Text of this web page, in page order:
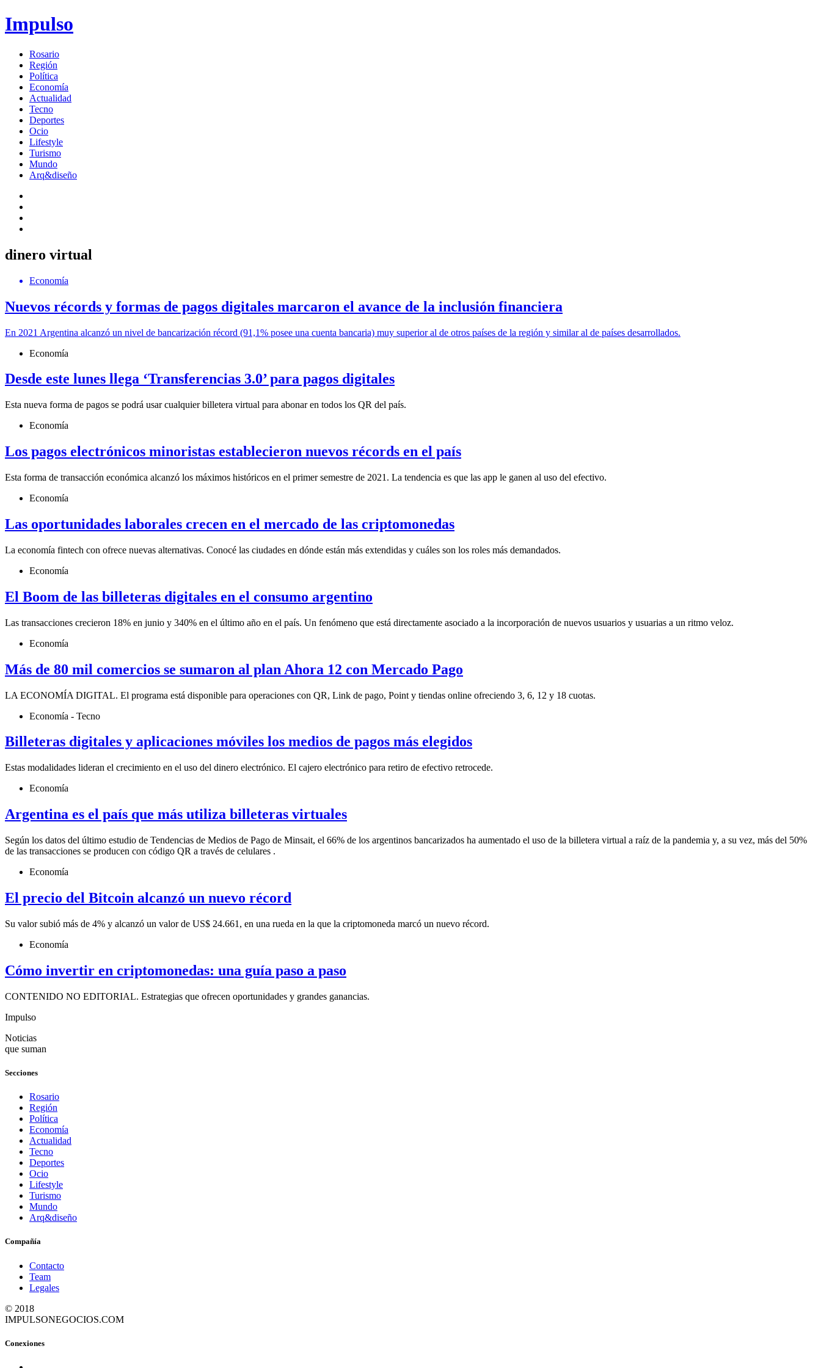
Impulso
Rosario
Región
Política
Economía
Actualidad
Tecno
Deportes
Ocio
Lifestyle
Turismo
Mundo
Arq&diseño
dinero virtual
Economía
Nuevos récords y formas de pagos digitales marcaron el avance de la inclusión financiera
En 2021 Argentina alcanzó un nivel de bancarización récord (91,1% posee una cuenta bancaria) muy superior al de otros países de la región y similar al de países desarrollados.
Economía
Desde este lunes llega ‘Transferencias 3.0’ para pagos digitales
Esta nueva forma de pagos se podrá usar cualquier billetera virtual para abonar en todos los QR del país.
Economía
Los pagos electrónicos minoristas establecieron nuevos récords en el país
Esta forma de transacción económica alcanzó los máximos históricos en el primer semestre de 2021. La tendencia es que las app le ganen al uso del efectivo.
Economía
Las oportunidades laborales crecen en el mercado de las criptomonedas
La economía fintech con ofrece nuevas alternativas. Conocé las ciudades en dónde están más extendidas y cuáles son los roles más demandados.
Economía
El Boom de las billeteras digitales en el consumo argentino
Las transacciones crecieron 18% en junio y 340% en el último año en el país. Un fenómeno que está directamente asociado a la incorporación de nuevos usuarios y usuarias a un ritmo veloz.
Economía
Más de 80 mil comercios se sumaron al plan Ahora 12 con Mercado Pago
LA ECONOMÍA DIGITAL. El programa está disponible para operaciones con QR, Link de pago, Point y tiendas online ofreciendo 3, 6, 12 y 18 cuotas.
Economía - Tecno
Billeteras digitales y aplicaciones móviles los medios de pagos más elegidos
Estas modalidades lideran el crecimiento en el uso del dinero electrónico. El cajero electrónico para retiro de efectivo retrocede.
Economía
Argentina es el país que más utiliza billeteras virtuales
Según los datos del último estudio de Tendencias de Medios de Pago de Minsait, el 66% de los argentinos bancarizados ha aumentado el uso de la billetera virtual a raíz de la pandemia y, a su vez, más del 50%
de las transacciones se producen con código QR a través de celulares .
Economía
El precio del Bitcoin alcanzó un nuevo récord
Su valor subió más de 4% y alcanzó un valor de US$ 24.661, en una rueda en la que la criptomoneda marcó un nuevo récord.
Economía
Cómo invertir en criptomonedas: una guía paso a paso
CONTENIDO NO EDITORIAL. Estrategias que ofrecen oportunidades y grandes ganancias.
Impulso
Noticias
que suman
Secciones
Rosario
Región
Política
Economía
Actualidad
Tecno
Deportes
Ocio
Lifestyle
Turismo
Mundo
Arq&diseño
Compañía
Contacto
Team
Legales
© 2018
IMPULSONEGOCIOS.COM
Conexiones